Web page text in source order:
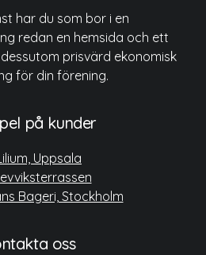
har du som bor i en
redan en hemsida och ett
prisvärd ekonomisk
för din förening.
på kunder
Uppsala
Bageri, Stockholm
oss